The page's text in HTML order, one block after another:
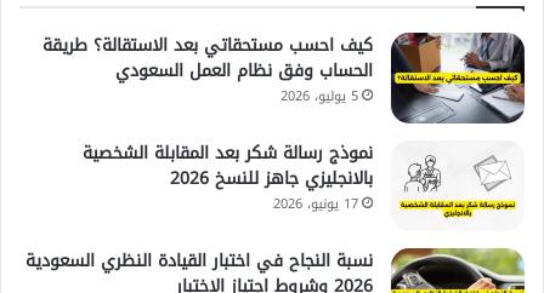
كيف احسب مستحقاتي بعد الاستقالة؟ طريقة
الحساب وفق نظام العمل السعودي
5 يوليو، 2026
نموذج رسالة شكر بعد المقابلة الشخصية
بالانجليزي جاهز للنسخ 2026
17 يونيو، 2026
نسبة النجاح في اختبار القيادة النظري السعودية